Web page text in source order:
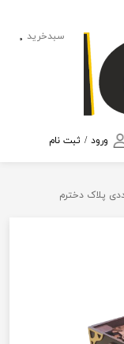
ورود / ثبت نام
۰ سبدخرید